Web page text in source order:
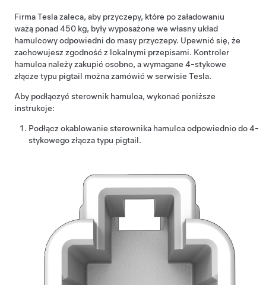
Firma Tesla zaleca, aby przyczepy, które po załadowaniu
ważą ponad 450 kg, były wyposażone we własny układ
hamulcowy odpowiedni do masy przyczepy. Upewnić się, że
zachowujesz zgodność z lokalnymi przepisami. Kontroler
hamulca należy zakupić osobno, a wymagane 4-stykowe
złącze typu pigtail można zamówić w serwisie Tesla.
Aby podłączyć sterownik hamulca, wykonać poniższe
instrukcje:
Podłącz okablowanie sterownika hamulca odpowiednio do 4-
stykowego złącza typu pigtail.